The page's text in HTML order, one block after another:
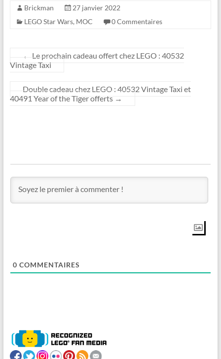
Brickman
27 janvier 2022
LEGO Star Wars, MOC 0 Commentaires
←
Le prochain cadeau offert chez LEGO : 40532
Vintage Taxi
Double cadeau chez LEGO : 40532 Vintage Taxi et
40491 Year of the Tiger offerts →
0 COMMENTAIRES